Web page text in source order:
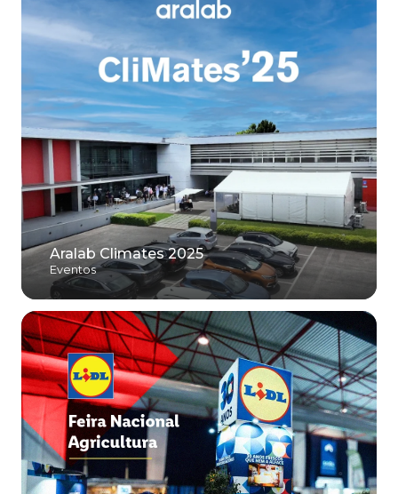
Aralab Climates 2025
Eventos